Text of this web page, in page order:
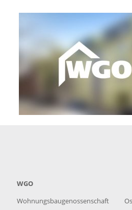
WGO
Wohnungsbaugenossenschaft